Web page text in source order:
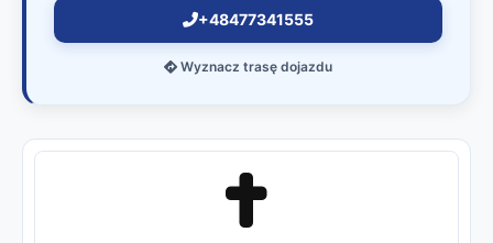
+48477341555
Wyznacz trasę dojazdu